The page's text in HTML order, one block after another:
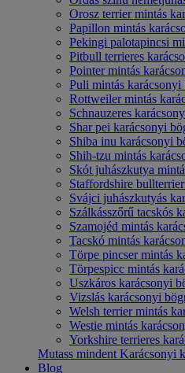
Orosz terrier mintás
Papillon mintás
Pekingi palotapincsi
Pitbull terrieres
Pointer mintás
Puli mintás karácsonyi
Rottweiler mintás
Schnauzeres
Shar pei karácsonyi
Shiba inu karácsonyi
Shih-tzu mintás
Skót juhászkutya
Staffordshire
Svájci juhászkutyás
Szálkásszőrű tacskós
Szamojéd mintás
Tacskó mintás
Törpe pincser mintás
Törpespicc mintás
Uszkáros karácsonyi
Vizslás karácsonyi
Welsh terrier mintás
Westie mintás
Yorkshire terrieres
Mutass mindent Karácsonyi
Blog